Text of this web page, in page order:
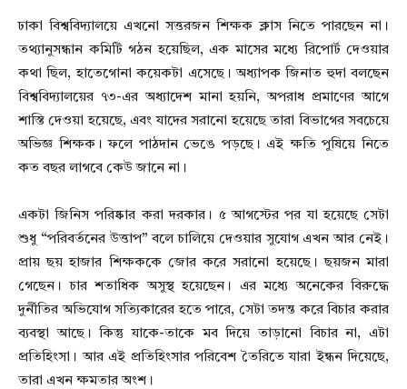
ঢাকা বিশ্ববিদ্যালয়ে এখনো সত্তরজন শিক্ষক ক্লাস নিতে পারছেন না।
তথ্যানুসন্ধান কমিটি গঠন হয়েছিল, এক মাসের মধ্যে রিপোর্ট দেওয়ার
কথা ছিল, হাতেগোনা কয়েকটা এসেছে। অধ্যাপক জিনাত হুদা বলছেন
বিশ্ববিদ্যালয়ের ৭৩-এর অধ্যাদেশ মানা হয়নি, অপরাধ প্রমাণের আগে
শাস্তি দেওয়া হয়েছে, এবং যাদের সরানো হয়েছে তারা বিভাগের সবচেয়ে
অভিজ্ঞ শিক্ষক। ফলে পাঠদান ভেঙে পড়ছে। এই ক্ষতি পুষিয়ে নিতে
কত বছর লাগবে কেউ জানে না।
একটা জিনিস পরিষ্কার করা দরকার। ৫ আগস্টের পর যা হয়েছে সেটা
শুধু “পরিবর্তনের উত্তাপ” বলে চালিয়ে দেওয়ার সুযোগ এখন আর নেই।
প্রায় ছয় হাজার শিক্ষককে জোর করে সরানো হয়েছে। ছয়জন মারা
গেছেন। চার শতাধিক অসুস্থ হয়েছেন। এর মধ্যে অনেকের বিরুদ্ধে
দুর্নীতির অভিযোগ সত্যিকারের হতে পারে, সেটা তদন্ত করে বিচার করার
ব্যবস্থা আছে। কিন্তু যাকে-তাকে মব দিয়ে তাড়ানো বিচার না, এটা
প্রতিহিংসা। আর এই প্রতিহিংসার পরিবেশ তৈরিতে যারা ইন্ধন দিয়েছে,
তারা এখন ক্ষমতার অংশ।